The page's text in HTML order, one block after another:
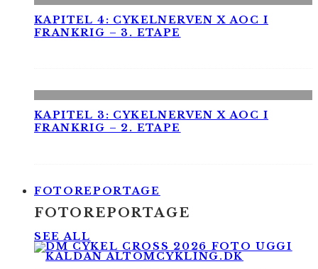
KAPITEL 4: CYKELNERVEN X AOC I
FRANKRIG – 3. ETAPE
KAPITEL 3: CYKELNERVEN X AOC I
FRANKRIG – 2. ETAPE
FOTOREPORTAGE
FOTOREPORTAGE
SEE ALL